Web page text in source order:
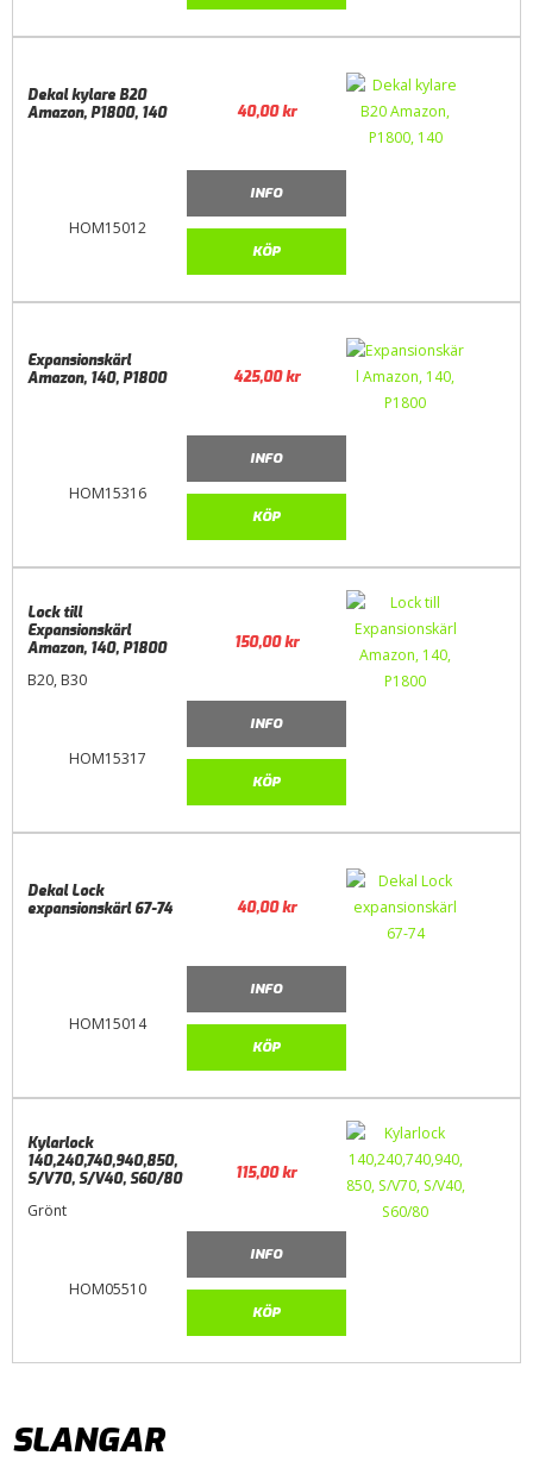
HOM15012
Dekal kylare B20
Amazon, P1800, 140
40,00kr
INFO
KÖP
HOM15316
Expansionskärl
Amazon, 140, P1800
425,00kr
INFO
KÖP
HOM15317
Lock till
Expansionskärl
Amazon, 140, P1800
B20, B30
150,00kr
INFO
KÖP
HOM15014
Dekal Lock
expansionskärl 67-74
40,00kr
INFO
KÖP
HOM05510
Kylarlock
140,240,740,940,850,
S/V70, S/V40, S60/80
Grönt
115,00kr
INFO
KÖP
SLANGAR